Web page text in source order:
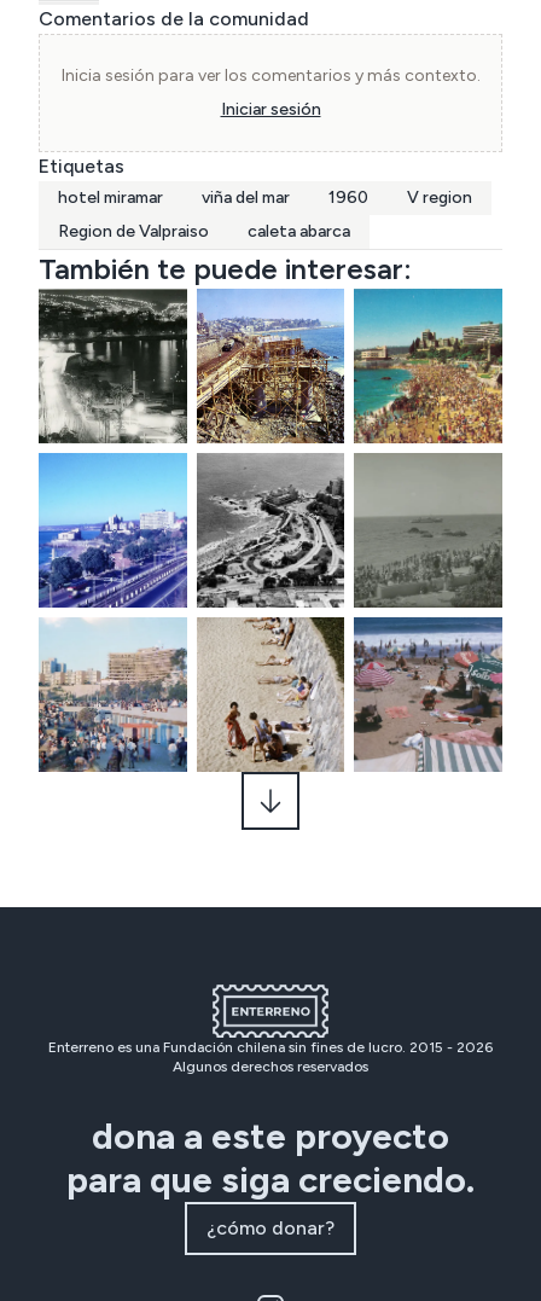
Comentarios de la comunidad
Inicia sesión para ver los comentarios y más contexto.
Iniciar sesión
Etiquetas
hotel miramar viña del mar 1960
V region
Region de Valpraiso
caleta abarca
También te puede interesar:
Enterreno es una Fundación chilena sin fines de lucro. 2015 - 2026
Algunos derechos reservados
dona a este proyecto
para que siga creciendo.
¿cómo donar?